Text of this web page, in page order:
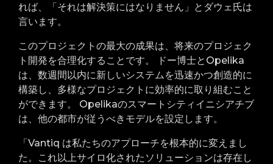
れば、「それは解決策にはなりません」とダウェ氏は
言います。
このプロジェクトの最大の成果は、将来のプロジェク
ト開発を合理化することです。 ドー博士とOpelika
は、数週間以内に新しいシステムを迅速かつ創造的に
構築し、多様なプロジェクトに効率的に取り組むこと
ができます。 Opelikaのスマートシティイニシアチブ
は、他の都市が従うべきモデルを設定します。
「Vantiq は私たちのアプローチを根本的に変えまし
た。これ以上サイロ化されたソリューションは存在し